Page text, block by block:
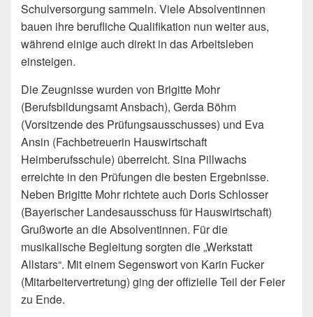
Schulversorgung sammeln. Viele Absolventinnen
bauen ihre berufliche Qualifikation nun weiter aus,
während einige auch direkt in das Arbeitsleben
einsteigen.
Die Zeugnisse wurden von Brigitte Mohr
(Berufsbildungsamt Ansbach), Gerda Böhm
(Vorsitzende des Prüfungsausschusses) und Eva
Ansin (Fachbetreuerin Hauswirtschaft
Heimberufsschule) überreicht. Sina Pillwachs
erreichte in den Prüfungen die besten Ergebnisse.
Neben Brigitte Mohr richtete auch Doris Schlosser
(Bayerischer Landesausschuss für Hauswirtschaft)
Grußworte an die Absolventinnen. Für die
musikalische Begleitung sorgten die „Werkstatt
Allstars“. Mit einem Segenswort von Karin Fucker
(Mitarbeitervertretung) ging der offizielle Teil der Feier
zu Ende.